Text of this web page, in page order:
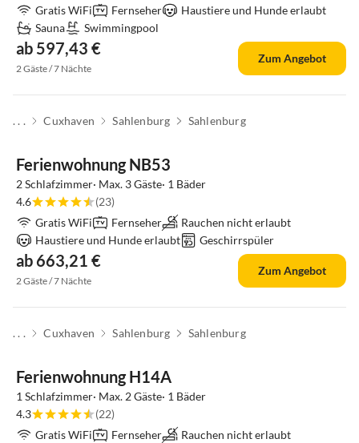
Gratis WiFi
Fernseher
Haustiere und Hunde erlaubt
Sauna
Swimmingpool
ab 597,43 €
2 Gäste / 7 Nächte
Zum Angebot
. . . Cuxhaven Sahlenburg Sahlenburg
Ferienwohnung NB53
2 Schlafzimmer· Max. 3 Gäste· 1 Bäder
4.6
(23)
Gratis WiFi
Fernseher
Rauchen nicht erlaubt
Haustiere und Hunde erlaubt
Geschirrspüler
ab 663,21 €
2 Gäste / 7 Nächte
Zum Angebot
. . . Cuxhaven Sahlenburg Sahlenburg
Ferienwohnung H14A
1 Schlafzimmer· Max. 2 Gäste· 1 Bäder
4.3
(22)
Gratis WiFi
Fernseher
Rauchen nicht erlaubt